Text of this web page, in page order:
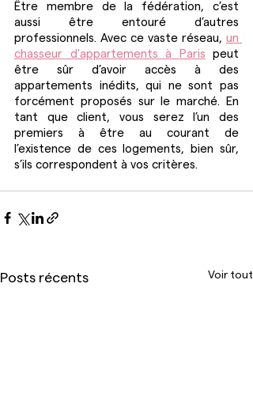
Être membre de la fédération, c’est
aussi être entouré d’autres
professionnels. Avec ce vaste réseau, un
chasseur d'appartements à Paris peut
être sûr d’avoir accès à des
appartements inédits, qui ne sont pas
forcément proposés sur le marché. En
tant que client, vous serez l’un des
premiers à être au courant de
l’existence de ces logements, bien sûr,
s’ils correspondent à vos critères.
Posts récents Voir tout